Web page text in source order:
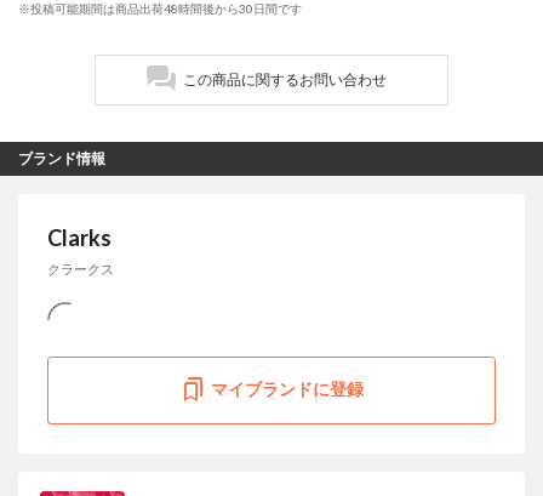
※投稿可能期間は商品出荷48時間後から30日間です
この商品に関するお問い合わせ
ブランド情報
Clarks
クラークス
マイブランドに登録